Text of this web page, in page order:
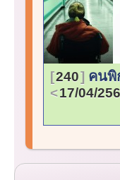
240 คนพิ
17/04/